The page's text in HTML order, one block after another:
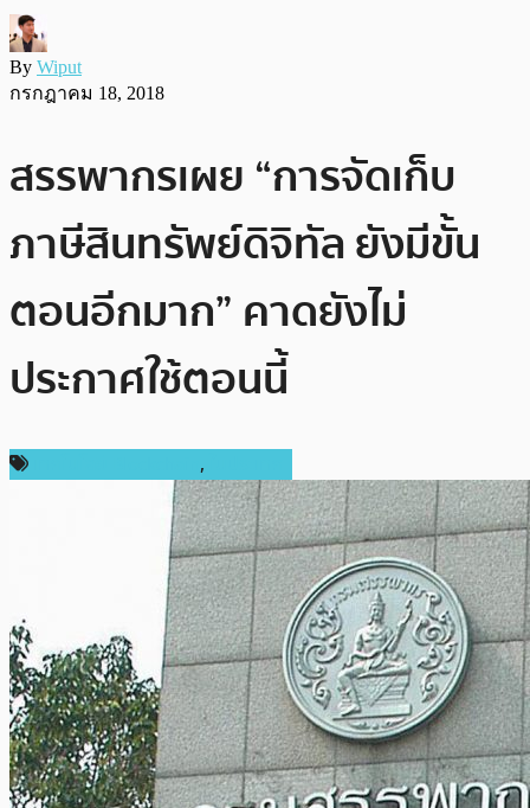
By Wiput
กรกฎาคม 18, 2018
สรรพากรเผย “การจัดเก็บ
ภาษีสินทรัพย์ดิจิทัล ยังมีขั้น
ตอนอีกมาก” คาดยังไม่
ประกาศใช้ตอนนี้
,